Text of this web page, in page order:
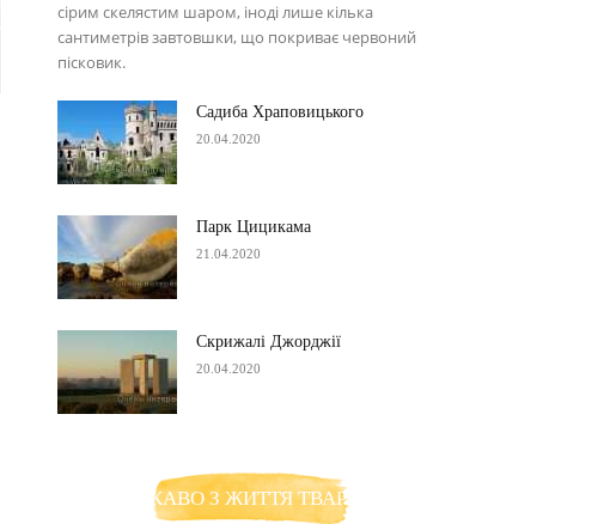
сірим скелястим шаром, іноді лише кілька
сантиметрів завтовшки, що покриває червоний
пісковик.
Садиба Храповицького
20.04.2020
Парк Цицикама
21.04.2020
Скрижалі Джорджії
20.04.2020
ЦІКАВО З ЖИТТЯ ТВАРИН